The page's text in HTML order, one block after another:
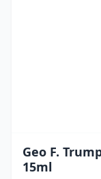
Geo F.
15ml